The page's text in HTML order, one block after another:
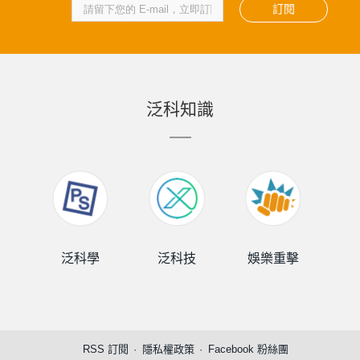
訂閱
泛科知識
泛科學 泛科技 娛樂重擊
RSS 訂閱 隱私權政策 Facebook 粉絲團